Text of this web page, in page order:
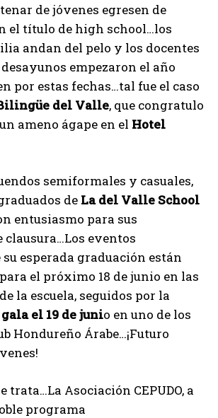
de jóvenes egresen de
el título de high school…los
andan del pelo y los docentes
empezaron el año
por estas fechas…tal fue el caso
del Valle, que congratulo
ameno ágape en el Hotel
semiformales y casuales,
de La del Valle School
entusiasmo para sus
clausura…Los eventos
esperada graduación están
el próximo 18 de junio en las
la escuela, seguidos por la
el 19 de junio en uno de los
Hondureño Árabe…¡Futuro
trata…La Asociación CEPUDO, a
programa